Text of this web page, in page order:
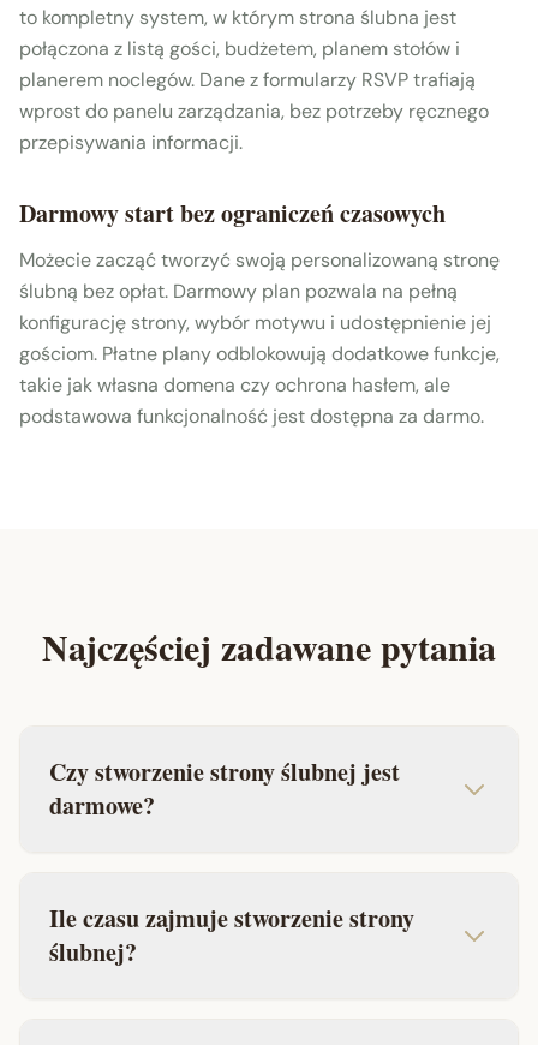
to kompletny system, w którym strona ślubna jest
połączona z listą gości, budżetem, planem stołów i
planerem noclegów. Dane z formularzy RSVP trafiają
wprost do panelu zarządzania, bez potrzeby ręcznego
przepisywania informacji.
Darmowy start bez ograniczeń czasowych
Możecie zacząć tworzyć swoją personalizowaną stronę
ślubną bez opłat. Darmowy plan pozwala na pełną
konfigurację strony, wybór motywu i udostępnienie jej
gościom. Płatne plany odblokowują dodatkowe funkcje,
takie jak własna domena czy ochrona hasłem, ale
podstawowa funkcjonalność jest dostępna za darmo.
Najczęściej zadawane pytania
Czy stworzenie strony ślubnej jest
darmowe?
Ile czasu zajmuje stworzenie strony
ślubnej?